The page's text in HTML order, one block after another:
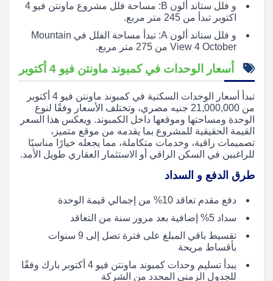
و فلل ستاند ألون B: مساحة فلل مشروع ماونتن فيو 4
اكتوبر تبدأ من 245 متر مربع.
و فلل ستاند ألون A: تبدأ مساحة الفلل في Mountain
View 4 October من 275 متر مربع.
أسعار الوحدات في كمبوند ماونتن فيو 4 أكتوبر
تبدأ أسعار الوحدات السكنية في كمبوند ماونتن فيو 4 أكتوبر
من 21,000,000 جنيه مصري، وتختلف الأسعار وفقًا لنوع
الوحدة ومساحتها وموقعها داخل الكمبوند. ويعكس هذا السعر
القيمة الحقيقية للمشروع بما يقدمه من موقع متميز،
تصميمات راقية، وخدمات متكاملة، مما يجعله خيارًا مناسبًا
للراغبين في السكن الراقي أو الاستثمار العقاري طويل الأمد.
طرق الدفع و السداد
دفع مقدم تعاقد 10% من إجمالي قيمة الوحدة
سداد 5% إضافية بعد مرور سنة من التعاقد
تقسيط باقي المبلغ على فترة تصل إلى 9 سنوات
بأقساط مريحة
يبدأ تسليم وحدات كمبوند ماونتن فيو 4 أكتوبر بارك وفقًا
للجدول الزمني المحدد من الشركة